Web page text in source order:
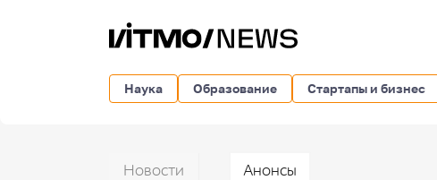
Наука Образование Стартапы и бизнес
Новости Анонсы